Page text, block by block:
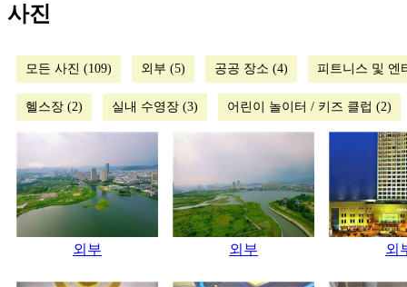
사진
모든 사진 (109) 외부 (5) 공공 장소 (4) 피트니스 및 엔
헬스장 (2) 실내 수영장 (3) 어린이 놀이터 / 키즈 클럽 (2)
외부 외부 외